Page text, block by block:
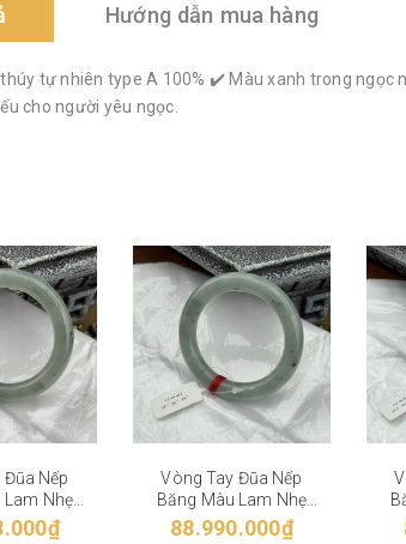
Hướng dẫn mua hàng
tự nhiên type A 100% ✔️ Màu xanh trong ngọc
cho người yêu ngọc.
Nếp
Lam Nhẹ
004
Vòng Tay Đũa Nếp
Băng Màu Lam Nhẹ
VT-28-003
88.990.000₫